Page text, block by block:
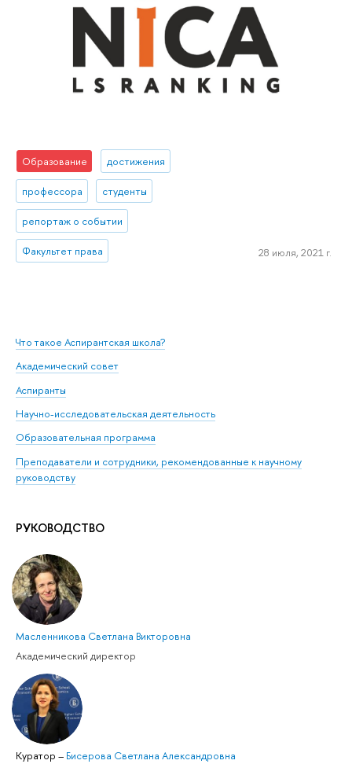
Что такое Аспирантская школа?
Академический совет
Аспиранты
Научно-исследовательская деятельность
Образовательная программа
Преподаватели и сотрудники, рекомендованные к научному
руководству
РУКОВОДСТВО
Масленникова Светлана Викторовна
Академический директор
Куратор – Бисерова Светлана Александровна
Образование достижения
профессора студенты
репортаж о событии
Факультет права 28 июля, 2021 г.